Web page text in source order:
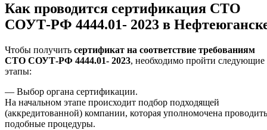
Как проводится сертификация СТО
СОУТ-РФ 4444.01- 2023 в
Чтобы получить сертификат на соответствие требованиям
СТО СОУТ-РФ 4444.01- 2023, необходимо пройти следующие
этапы:
— Выбор органа сертификации.
На начальном этапе происходит подбор подходящей
(аккредитованной) компании, которая уполномочена проводить
подобные процедуры.